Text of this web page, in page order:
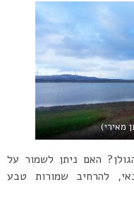
מאירי)
האם ניתן לשמור על
להרחיב שמורות טבע